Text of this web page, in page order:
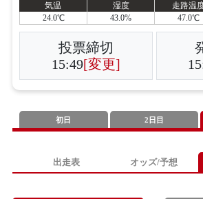
気温
湿度 走路温
24.0℃
43.0% 47.0℃
投票締切
15:49[変更]
初日 2日目
出走表 オッズ/予想